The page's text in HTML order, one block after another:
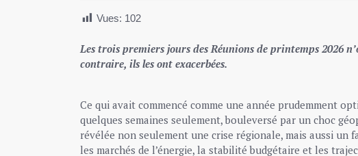
Vues: 102
Les trois premiers jours des Réunions de printemps 2026
contraire, ils les ont exacerbées.
Ce qui avait commencé comme une année prudemment
quelques semaines seulement, bouleversé par un choc
révélée non seulement une crise régionale, mais aussi
les marchés de l’énergie, la stabilité budgétaire et les